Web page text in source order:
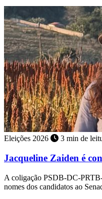
Eleições 2026 3 min de
Jacqueline Zaiden é
A coligação PSDB-DC-
nomes dos candidatos ao